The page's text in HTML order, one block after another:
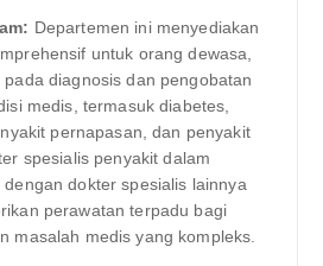
Departemen ini menyediakan
untuk orang dewasa,
diagnosis dan pengobatan
medis, termasuk diabetes,
pernapasan, dan penyakit
spesialis penyakit dalam
dengan dokter spesialis lainnya
perawatan terpadu bagi
masalah medis yang kompleks.